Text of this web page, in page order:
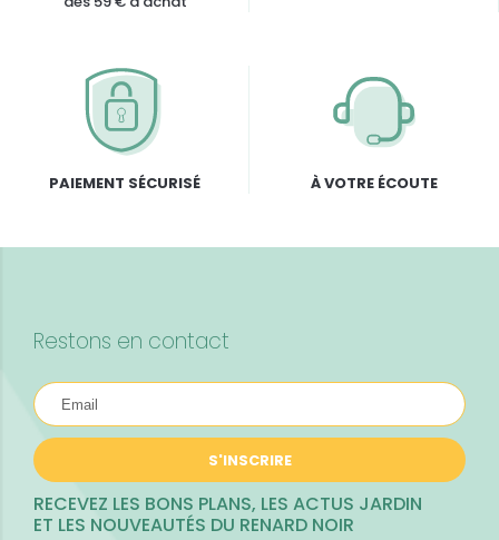
PAIEMENT SÉCURISÉ À VOTRE ÉCOUTE
Restons en contact
S'INSCRIRE
RECEVEZ LES BONS PLANS, LES ACTUS JARDIN
ET LES NOUVEAUTÉS DU RENARD NOIR